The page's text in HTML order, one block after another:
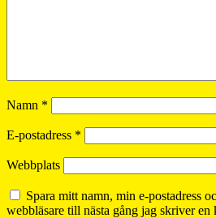
Namn *
E-postadress *
Webbplats
Spara mitt namn, min e-postadress
webbläsare till nästa gång jag skriver en